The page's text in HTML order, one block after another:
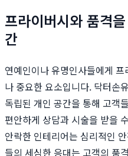
프라이버시와 품격
간
연예인이나 유명인사들에게
나 중요한 요소입니다. 닥터손
독립된 개인 공간을 통해 고객
편안하게 상담과 시술을 받을
안락한 인테리어는 심리적인
들의 세심한 응대는 고객의 품